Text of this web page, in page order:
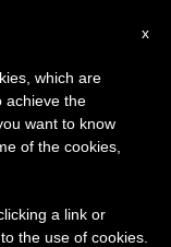
x
which are
achieve the
want to know
of the cookies,
a link or
the use of cookies.